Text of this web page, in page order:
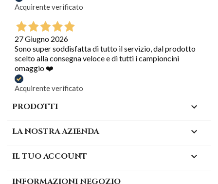
Acquirente verificato
27 Giugno 2026
Sono super soddisfatta di tutto il servizio, dal prodotto
scelto alla consegna veloce e di tutti i campioncini
omaggio ❤️
Acquirente verificato
PRODOTTI 
LA NOSTRA AZIENDA 
IL TUO ACCOUNT 
INFORMAZIONI NEGOZIO